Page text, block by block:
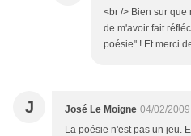
<br /> Bien sur que
de m'avoir fait
poésie" ! Et merci
J José Le Moigne 04/02/
La poésie n'est pas un jeu.